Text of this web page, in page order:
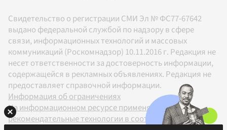
Свидетельство о регистрации СМИ Эл № ФС77-67642
выдано федеральной службой по надзору в сфере
связи, информационных технологий и массовых
коммуникаций (Роскомнадзор) 10.11.2016 г. Редакция не
несет ответственности за достоверность информации,
содержащейся в рекламных объявлениях. Редакция не
предоставляет справочной информации.
Информация об ограничениях
На информационном ресурсе применяются
рекомендательные технологии в соответствии с